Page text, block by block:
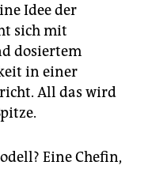
Idee der
sich mit
dosiertem
in einer
All das wird
Eine Chefin,